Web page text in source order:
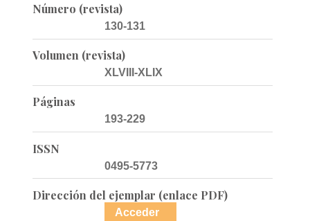
Número (revista)
130-131
Volumen (revista)
XLVIII-XLIX
Páginas
193-229
ISSN
0495-5773
Dirección del ejemplar (enlace PDF)
Acceder